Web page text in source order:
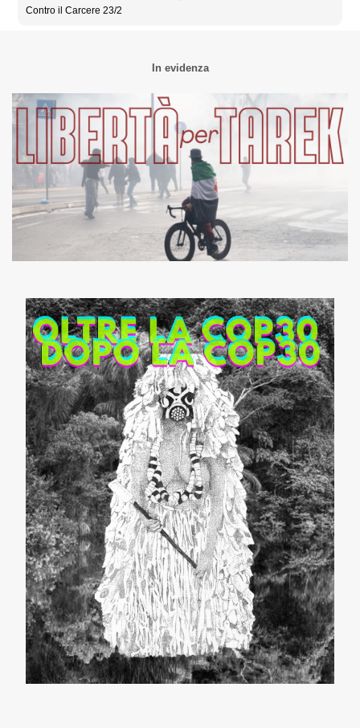
Contro il Carcere 23/2
In evidenza